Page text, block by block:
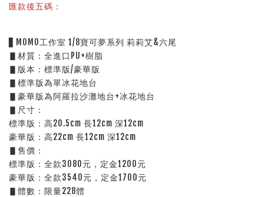
匯款後五碼：
▋MOMO工作室 1/8寶可夢系列 莉莉艾&六尾
▋材質：全進口PU+樹脂
▋版本：標準版/豪華版
▋標準版為單冰花地台
▋豪華版為阿羅拉沙灘地台+冰花地台
▋尺寸：
標準版：高20.5cm 長12cm 深12cm
豪華版：高22cm 長12cm 深12cm
▋售價：
標準版：全款3080元，定金1200元
豪華版：全款3540元，定金1700元
▋體數：限量228體